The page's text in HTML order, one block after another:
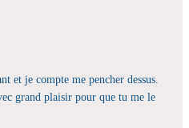
et je compte me pencher dessus.
grand plaisir pour que tu me le